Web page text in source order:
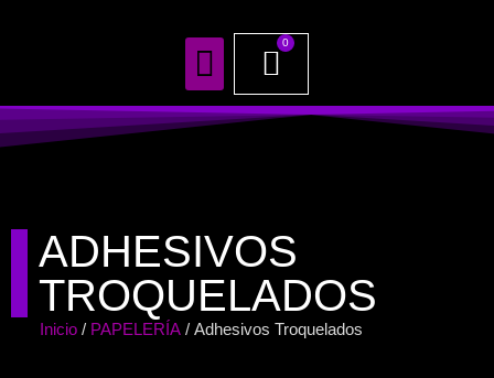
0
ADHESIVOS
TROQUELADOS
Inicio / PAPELERÍA / Adhesivos Troquelados